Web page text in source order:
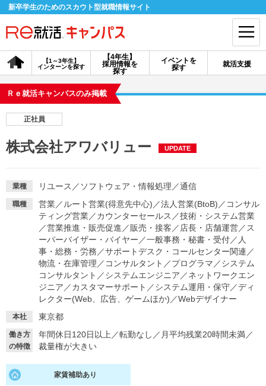
新卒学生のためのスカウト型就職情報サイト
【4年生】
採用情報を
探す
【1～3年生】
インターンを探す
イベントを
探す
就活支援
会員登録 ログイン
探す
イベントを探す スカウト お知らせ
就活ノウハウ・サポート
就活支援
就活ノウハウが満載！
就活コラム
お役立ち記事・相談室など
適職診断
あなたに合う仕事を診断！
就活チャンネル
就活ニュースペーパー
Ｒｅ就活キャンパスのみ掲載
正社員
株式会社アワバリュー UPDATE
業種 リユース ／ ソフトウェア・情報処理 ／通信
職種 営業／ ルート営業(得意先中心) ／法人営業(BtoB) ／ コンサル
ティング営業／カウンターセールス ／技術・システム営業
／営業推進・販売促進 ／販売・接客 ／ 店長・店舗運営／ ス
ーパーバイザー・バイヤー ／一般事務・秘書・受付／ 人
事・総務・労務 ／サポートデスク・コールセンター関連 ／
物流・在庫管理 ／ コンサルタント ／プログラマ ／システム
コンサルタント ／システムエンジニア ／ネットワークエン
ジニア ／カスタマーサポート ／システム運用・保守／ディ
レクター(Web、広告、ゲームほか) ／Webデザイナー
本社 東京都
働き方
の特徴
年間休日120日以上 ／転勤なし ／ 月平均残業20時間未満／
裁量権が大きい
家賃補助あり